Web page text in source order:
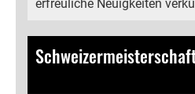
erfreuliche Neuigkeiten